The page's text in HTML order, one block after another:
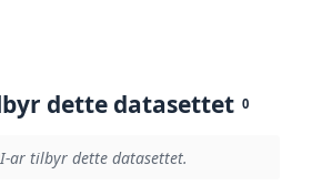
dette datasettet 0
ar tilbyr dette datasettet.